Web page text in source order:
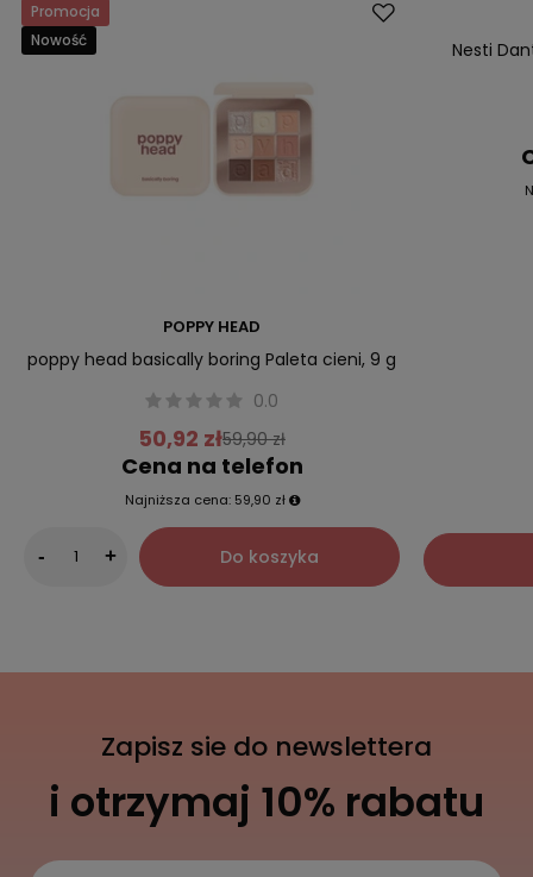
Promocja
Nowość
POPPY HEAD
poppy head basically boring Paleta cieni, 9 g
0.0
50,92 zł59,90 zł
Cena na telefon
Najniższa cena: 59,90 zł
- + Do koszyka
Nesti
Zapisz sie do newslettera
i otrzymaj 10% rabatu